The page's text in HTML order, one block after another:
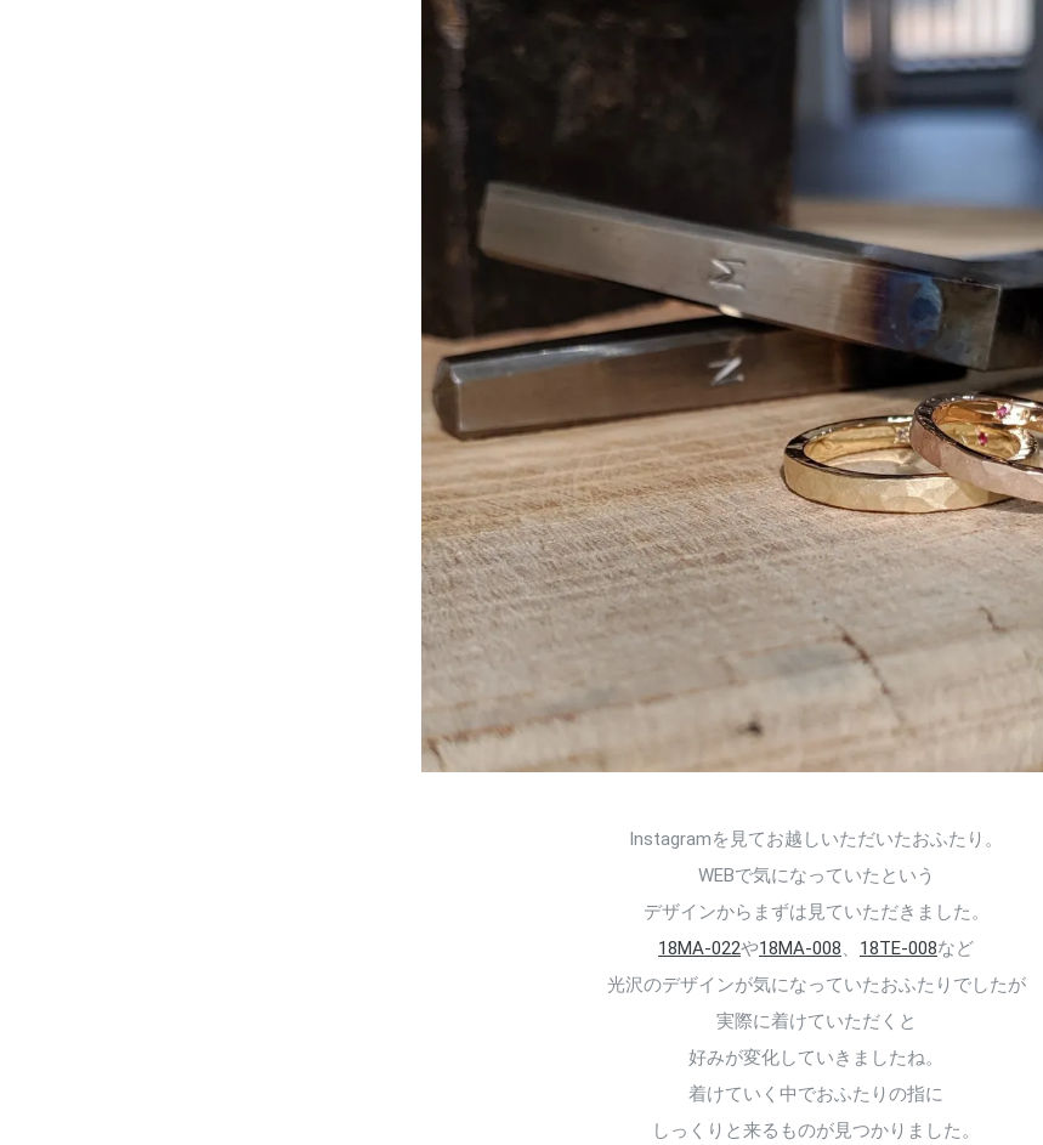
Instagramを見てお越しいただいたおふたり。
WEBで気になっていたという
デザインからまずは見ていただきました。
18MA-022や18MA-008、 18TE-008など
光沢のデザインが気になっていたおふたりでしたが
実際に着けていただくと
好みが変化していきましたね。
着けていく中でおふたりの指に
しっくりと来るものが見つかりました。